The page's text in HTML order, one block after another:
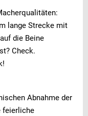
lange Strecke mit
die Beine
Check.
Abnahme der
feierliche